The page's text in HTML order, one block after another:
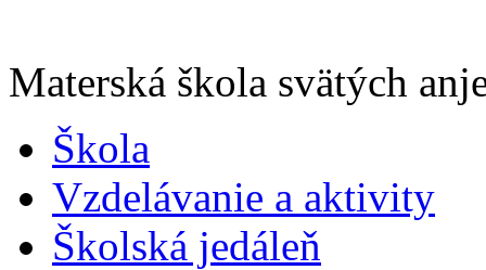
Materská škola svätých
Škola
Vzdelávanie a aktivity
Školská jedáleň